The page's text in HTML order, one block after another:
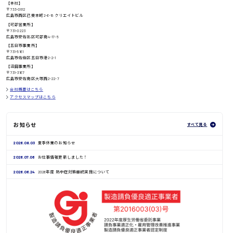
高知県
鳥取県
日給8000円〜
【本社】
〒733-0812
広島市西区己斐本町2-6-18 クリエイトビル
【可部営業所】
〒731-0223
広島市安佐北区可部南4-17-5
【五日市事業所】
〒731-5161
広島市佐伯区五日市港2-2-1
【沼田事業所】
〒731-3167
広島市安佐南区大塚西2-22-7
会社概要はこちら
アクセスマップはこちら
お知らせ すべて見る
2026.08.03 夏季休業のお知らせ
2026.07.06 お仕事情報更新しました！
2026.06.24 2026年度 熱中症対策継続実施について